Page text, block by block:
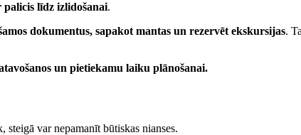
līdz izlidošanai.
dokumentus, sapakot mantas un rezervēt ekskursijas.
un pietiekamu laiku plānošanai.
var nepamanīt būtiskas nianses.